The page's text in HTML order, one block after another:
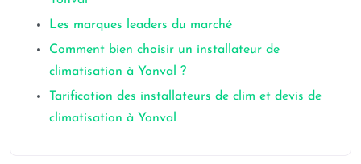
Les marques leaders du marché
Comment bien choisir un installateur de
climatisation à Yonval ?
Tarification des installateurs de clim et devis de
climatisation à Yonval